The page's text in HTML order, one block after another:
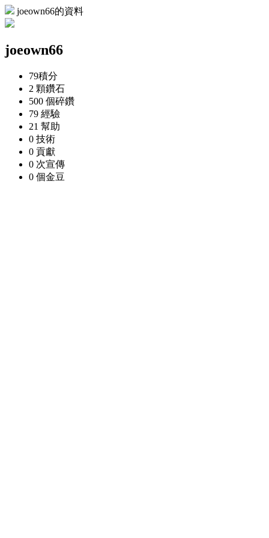
joeown66的資料
joeown66
79積分
2 顆鑽石
500 個碎鑽
79 經驗
21 幫助
0 技術
0 貢獻
0 次宣傳
0 個金豆